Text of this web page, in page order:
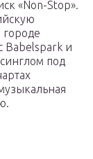
«Non-Stop».
Babelspark и
под